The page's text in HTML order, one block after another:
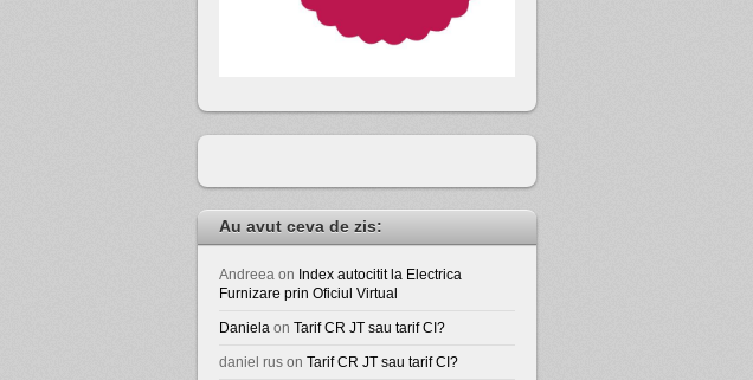
Au avut ceva de zis:
Andreea on Index autocitit la Electrica
Furnizare prin Oficiul Virtual
Daniela on Tarif CR JT sau tarif CI?
daniel rus on Tarif CR JT sau tarif CI?